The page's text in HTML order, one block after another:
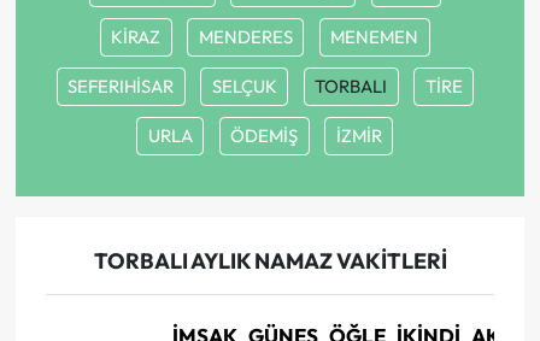
KİRAZ MENDERES MENEMEN
SEFERIHİSAR SELÇUK TORBALI TİRE
URLA ÖDEMİŞ İZMİR
TORBALI AYLIK NAMAZ VAKITLERI
İMSAK GÜNEŞ ÖĞLE İKINDI